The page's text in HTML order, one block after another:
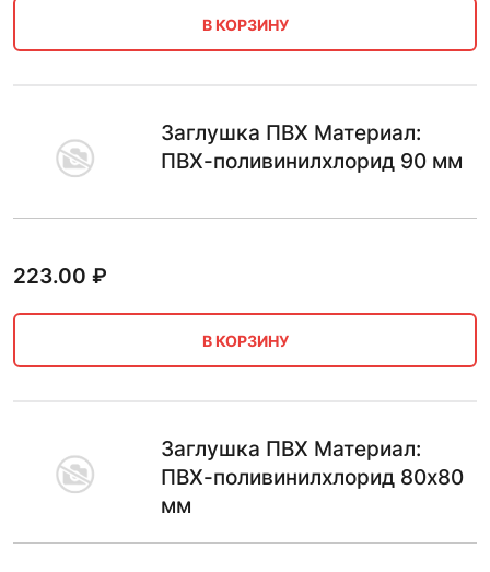
В КОРЗИНУ
Заглушка ПВХ Материал:
ПВХ-поливинилхлорид 90 мм
223.00 ₽
В КОРЗИНУ
Заглушка ПВХ Материал:
ПВХ-поливинилхлорид 80х80
мм